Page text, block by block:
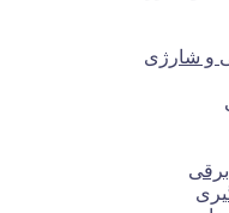
و شارژی
برقی